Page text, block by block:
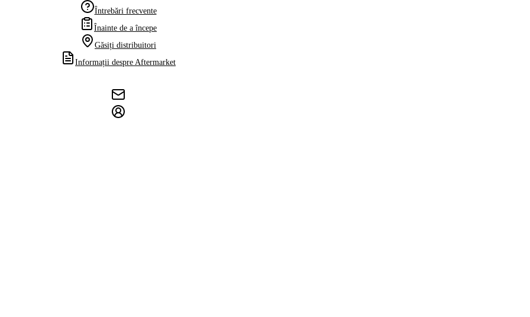
Întrebări frecvente
Înainte de a începe
Găsiți distribuitori
Informații despre Aftermarket